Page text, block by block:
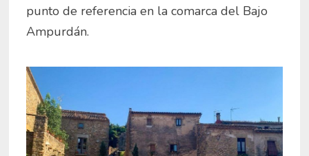
punto de referencia en la comarca del Bajo
Ampurdán.